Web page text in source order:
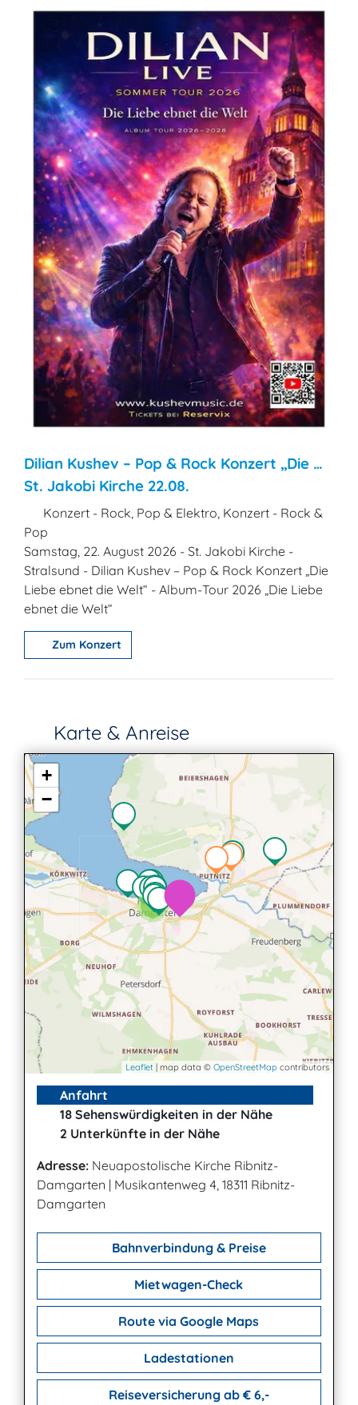
Dilian Kushev – Pop & Rock Konzert „Die …
St. Jakobi Kirche 22.08.
Konzert - Rock, Pop & Elektro, Konzert - Rock &
Pop
Samstag, 22. August 2026 - St. Jakobi Kirche -
Stralsund - Dilian Kushev – Pop & Rock Konzert „Die
Liebe ebnet die Welt“ - Album-Tour 2026 „Die Liebe
ebnet die Welt“
Zum Konzert
Karte & Anreise
4
+
−
Leaflet | map data © OpenStreetMap contributors
Anfahrt
18 Sehenswürdigkeiten in der Nähe
2 Unterkünfte in der Nähe
Adresse: Neuapostolische Kirche Ribnitz-
Damgarten | Musikantenweg 4, 18311 Ribnitz-
Damgarten
Bahnverbindung & Preise
Mietwagen-Check
Route via Google Maps
Ladestationen
Reiseversicherung ab € 6,-